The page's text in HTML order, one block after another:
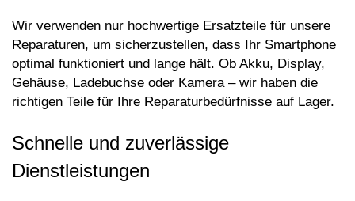
Wir verwenden nur hochwertige Ersatzteile für unsere
Reparaturen, um sicherzustellen, dass Ihr Smartphone
optimal funktioniert und lange hält. Ob Akku, Display,
Gehäuse, Ladebuchse oder Kamera – wir haben die
richtigen Teile für Ihre Reparaturbedürfnisse auf Lager.
Schnelle und zuverlässige
Dienstleistungen